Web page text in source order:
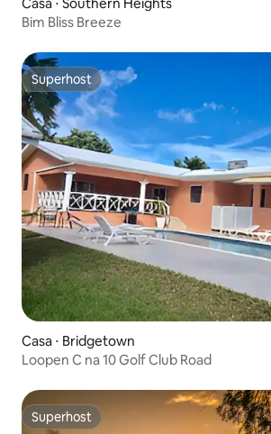
Bim Bliss Breeze
Superhost
Superhost
Casa ⋅ Bridgetown
Loopen C na 10 Golf Club Road
Superhost
Superhost